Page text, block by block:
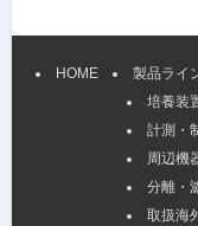
HOME
製品ライ
培養装
計測・
周辺機
分離・
取扱海